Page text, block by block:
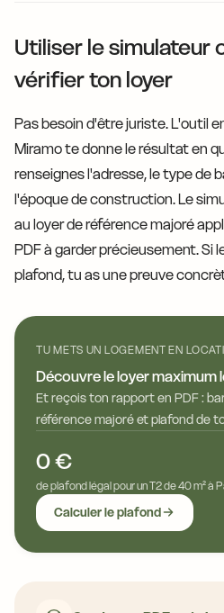
Utiliser le simulateur
vérifier ton loyer
Pas besoin d'être juriste. L'outil
Miramo te donne le résultat en
renseignes l'adresse, le type de
l'époque de construction. Le
au loyer de référence majoré
PDF à garder précieusement. Si
plafond, tu as une preuve
TU METS UN LOGEMENT EN
Découvre le loyer maximum
Et reçois ton rapport en PDF :
référence majoré et plafond de
0 €
de plafond légal pour un T2 de 40 m² à
Calculer le plafond